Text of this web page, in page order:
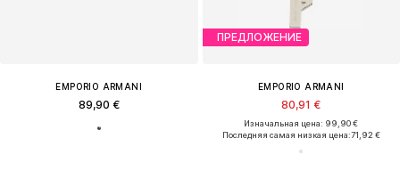
EMPORIO ARMANI
89,90 €
ПРЕДЛОЖЕНИЕ
EMPORIO ARMANI
80,91 €
Изначальная цена: 99,90 €
Последняя самая низкая цена:71,92 €